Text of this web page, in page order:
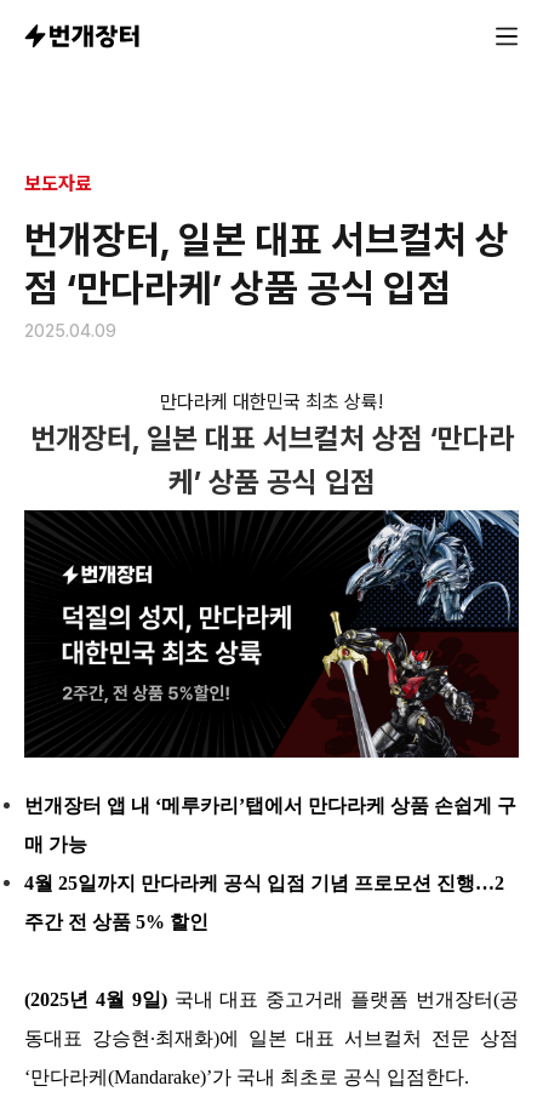
보도자료
번개장터, 일본 대표 서브컬처 상
점 ‘만다라케’ 상품 공식 입점
만다라케 대한민국 최초 상륙!
2025.04.09
만다라케 대한민국 최초 상륙!
번개장터, 일본 대표 서브컬처 상점 ‘만다라
케’ 상품 공식 입점
번개장터 앱 내 ‘메루카리’탭에서 만다라케 상품 손쉽게 구
매 가능
4월 25일까지 만다라케 공식 입점 기념 프로모션 진행…2
주간 전 상품 5% 할인
(2025년 4월 9일) 국내 대표 중고거래 플랫폼 번개장터(공
동대표 강승현∙최재화)에 일본 대표 서브컬처 전문 상점
‘만다라케(Mandarake)’가 국내 최초로 공식 입점한다.